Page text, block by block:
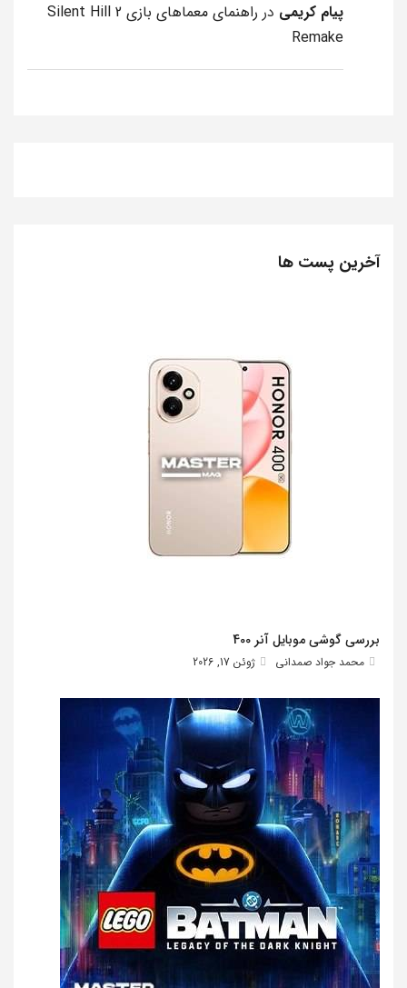
پیام کریمی در
راهنمای معماهای بازی Silent Hill 2
Remake
آخرین پست ها
بررسی گوشی موبایل آنر 400
محمد جواد صمدانی ژوئن 17, 2026